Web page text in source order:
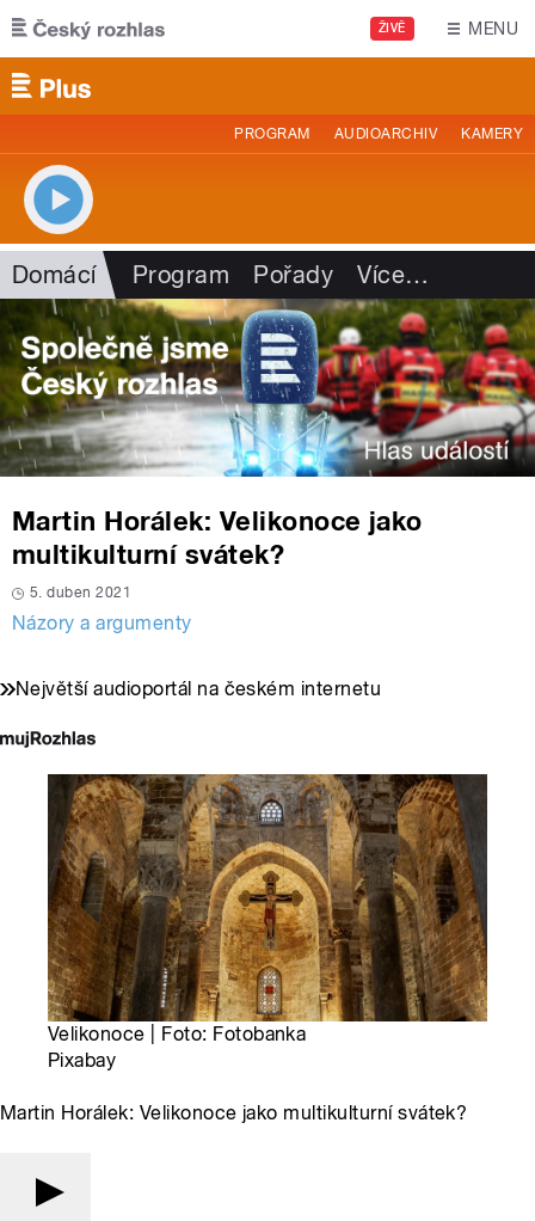
Přejít k hlavnímu obsahu
ŽIVĚ MENU
PROGRAM AUDIOARCHIV KAMERY
Domácí Program Pořady Více…
Martin Horálek: Velikonoce jako
multikulturní svátek?
5. duben 2021
Názory a argumenty
Největší audioportál na českém internetu
Velikonoce | Foto: Fotobanka
Pixabay
Martin Horálek: Velikonoce jako multikulturní svátek?